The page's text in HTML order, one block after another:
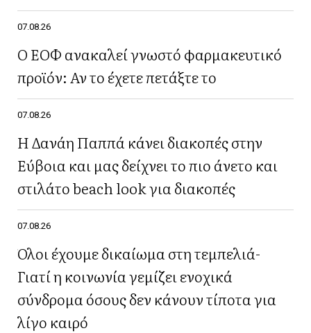
07.08.26
Ο ΕΟΦ ανακαλεί γνωστό φαρμακευτικό
προϊόν: Αν το έχετε πετάξτε το
07.08.26
Η Δανάη Παππά κάνει διακοπές στην
Εύβοια και μας δείχνει το πιο άνετο και
στιλάτο beach look για διακοπές
07.08.26
Όλοι έχουμε δικαίωμα στη τεμπελιά-
Γιατί η κοινωνία γεμίζει ενοχικά
σύνδρομα όσους δεν κάνουν τίποτα για
λίγο καιρό